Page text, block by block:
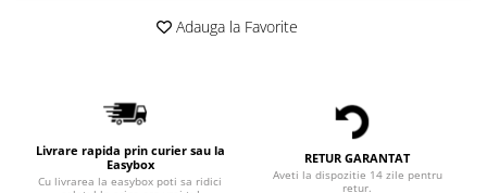
Adauga la Favorite
Livrare rapida prin curier sau la
Easybox
Cu livrarea la easybox poti sa ridici
RETUR GARANTAT
Aveti la dispozitie 14 zile pentru
retur.